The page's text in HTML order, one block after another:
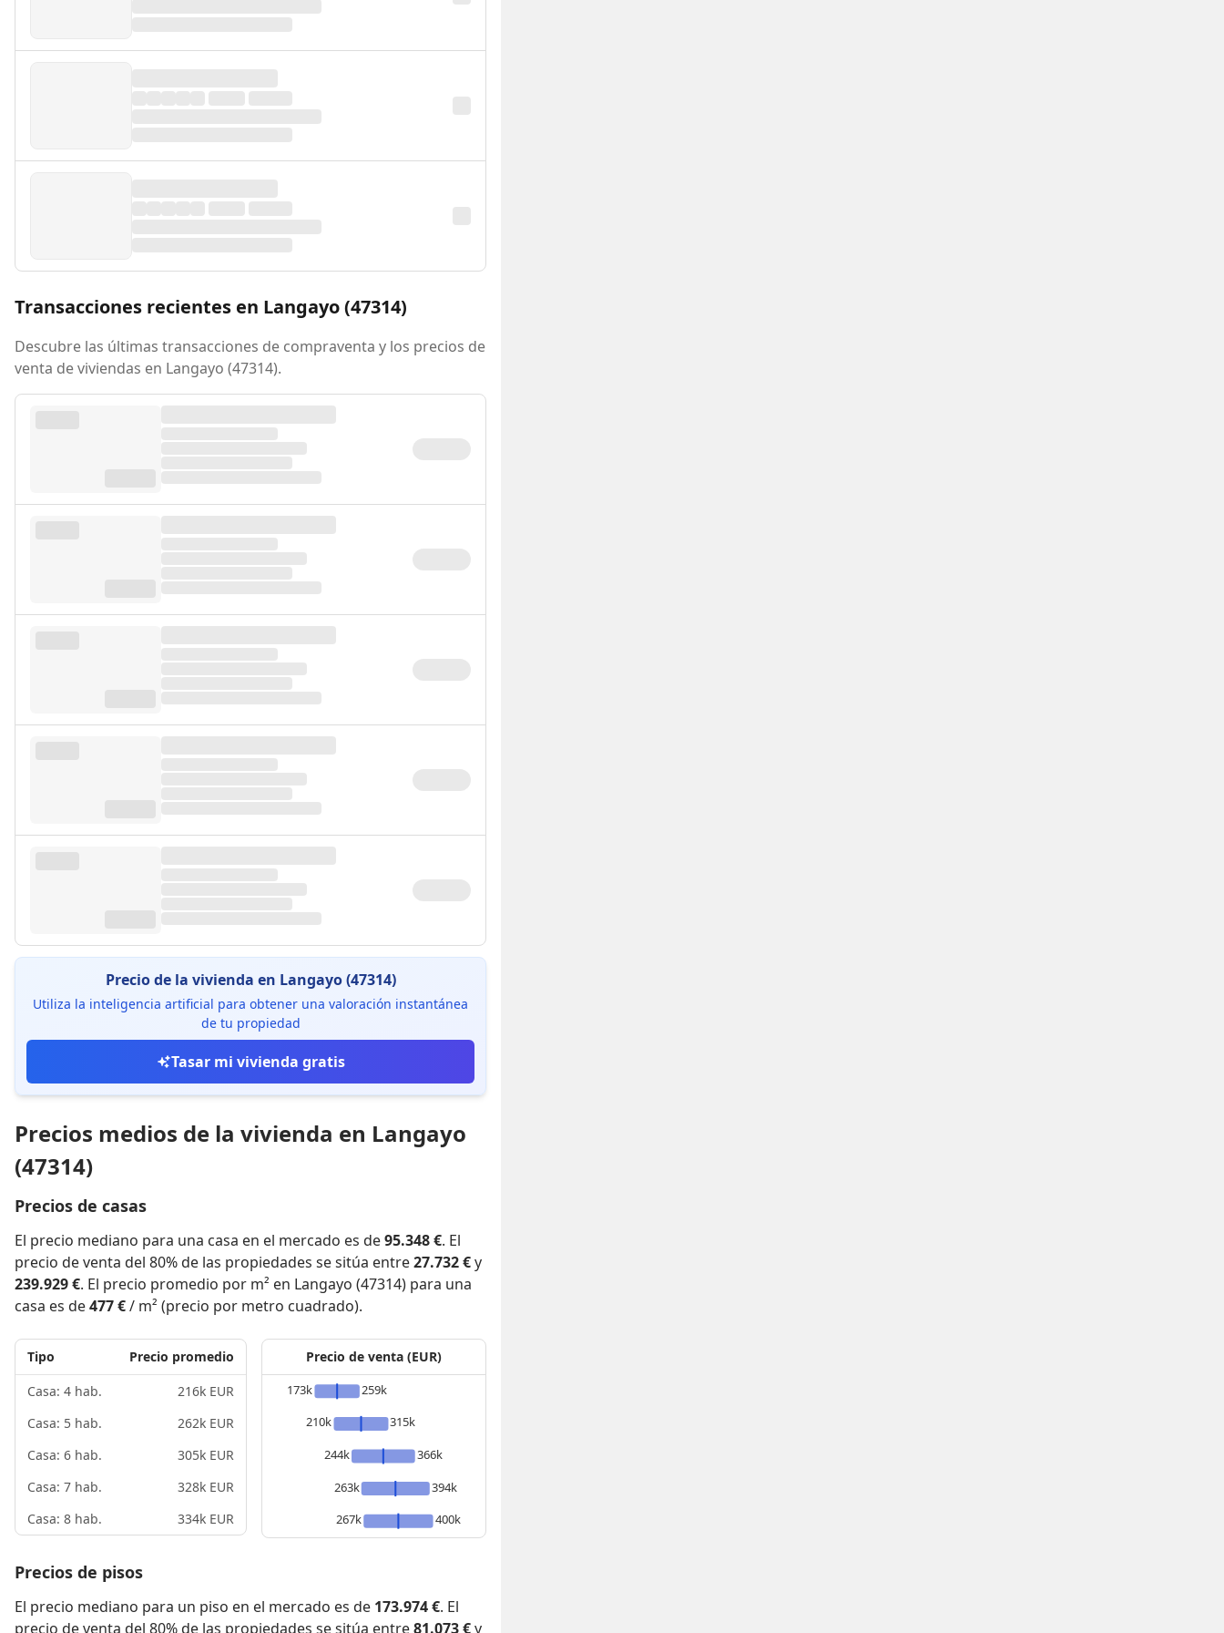
Transacciones recientes en Langayo (47314)
Descubre las últimas transacciones de compraventa y los precios de
venta de viviendas en Langayo (47314).
Precio de la vivienda en Langayo (47314)
Utiliza la inteligencia artificial para obtener una valoración instantánea
de tu propiedad
Tasar mi vivienda gratis
Precios medios de la vivienda en Langayo
(47314)
Precios de casas
El precio mediano para una casa en el mercado es de95.348 €. El
precio de venta del 80% de las propiedades se sitúa entre27.732 €y
239.929 €. El precio promedio por m² en Langayo (47314) para una
casa es de477 €/ m² (precio por metro cuadrado).
Tipo
Precio promedio
Casa: 4 hab.
216k EUR
Casa: 5 hab.
262k EUR
Casa: 6 hab.
305k EUR
Casa: 7 hab.
328k EUR
Casa: 8 hab.
334k EUR
Precio de venta (EUR)
173k
259k
210k
315k
244k
366k
263k
394k
267k
400k
Precios de pisos
El precio mediano para un piso en el mercado es de 173.974 €. El
precio de venta del 80% de las propiedades se sitúa entre81.073 €y